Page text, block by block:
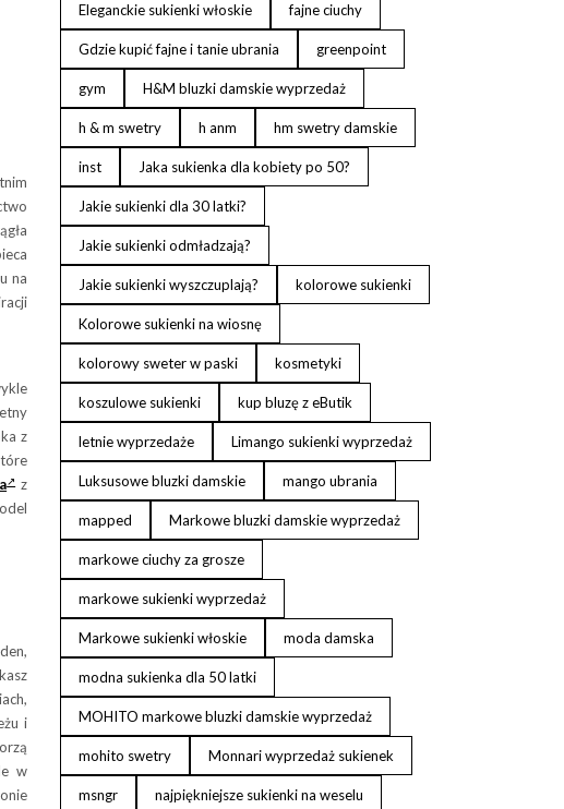
na
z
z
i
w
Eleganckie sukienki włoskie fajne ciuchy
Gdzie kupić fajne i tanie ubrania greenpoint
gym H&M bluzki damskie wyprzedaż
h & m swetry h anm hm swetry damskie
inst Jaka sukienka dla kobiety po 50?
Jakie sukienki dla 30 latki?
Jakie sukienki odmładzają?
Jakie sukienki wyszczuplają? kolorowe sukienki
Kolorowe sukienki na wiosnę
kolorowy sweter w paski kosmetyki
koszulowe sukienki kup bluzę z eButik
letnie wyprzedaże Limango sukienki wyprzedaż
Luksusowe bluzki damskie mango ubrania
mapped Markowe bluzki damskie wyprzedaż
markowe ciuchy za grosze
markowe sukienki wyprzedaż
Markowe sukienki włoskie moda damska
modna sukienka dla 50 latki
MOHITO markowe bluzki damskie wyprzedaż
mohito swetry Monnari wyprzedaż sukienek
msngr najpiękniejsze sukienki na weselu